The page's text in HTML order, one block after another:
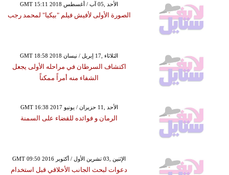
GMT 15:11 2018 الأحد ,05 آب / أغسطس
الصورة الأولى لأفيش فيلم "بيكيا" لمحمد رجب
GMT 18:58 2018 الثلاثاء ,17 إبريل / نيسان
اكتشاف السرطان في مراحله الأولى يجعل
الشفاء منه أمراً ممكناً
GMT 16:38 2017 الأحد ,11 حزيران / يونيو
الرمان و فوائده للقضاء على السمنة
GMT 09:50 2016 الإثنين ,03 تشرين الأول / أكتوبر
دعوات لبحث الجانب الأخلاقي قبل استخدام